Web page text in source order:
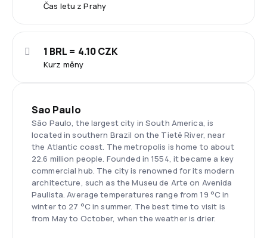
Čas letu z Prahy
Kurz měny
1 BRL = 4.10 CZK
Sao Paulo
São Paulo, the largest city in South America, is
located in southern Brazil on the Tietê River, near
the Atlantic coast. The metropolis is home to about
22.6 million people. Founded in 1554, it became a key
commercial hub. The city is renowned for its modern
architecture, such as the Museu de Arte on Avenida
Paulista. Average temperatures range from 19 °C in
winter to 27 °C in summer. The best time to visit is
from May to October, when the weather is drier.